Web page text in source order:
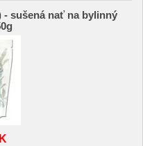
- sušená nať na bylinný